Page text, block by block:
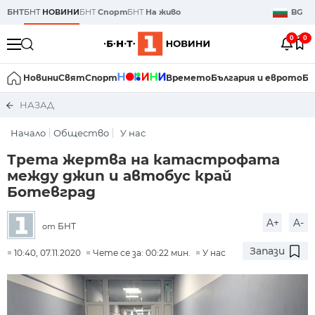
БНТБНТ НОВИНИБНТСпортБНТ На живо BG
0 0
НовиниСвятСпорт ВреметоБългария и еврото
НАЗАД
Начало Общество У нас
Трета жертва на катастрофата
между джип и автобус край
Ботевград
от БНТ A+ A-
10:40, 07.11.2020 Чете се за: 00:22 мин. У нас Запази